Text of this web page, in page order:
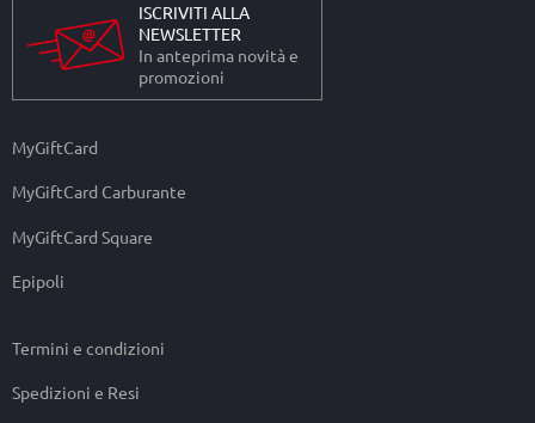
ISCRIVITI ALLA
NEWSLETTER
In anteprima novità e
promozioni
MyGiftCard
MyGiftCard Carburante
MyGiftCard Square
Epipoli
Termini e condizioni
Spedizioni e Resi